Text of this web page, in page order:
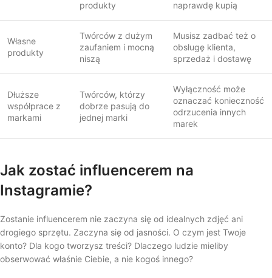
produkty naprawdę kupią
Własne
produkty
Twórców z dużym
zaufaniem i mocną
niszą
Musisz zadbać też o
obsługę klienta,
sprzedaż i dostawę
Dłuższe
współprace z
markami
Twórców, którzy
dobrze pasują do
jednej marki
Wyłączność może
oznaczać konieczność
odrzucenia innych
marek
Jak zostać influencerem na
Instagramie?
Zostanie influencerem nie zaczyna się od idealnych zdjęć ani
drogiego sprzętu. Zaczyna się od jasności. O czym jest Twoje
konto? Dla kogo tworzysz treści? Dlaczego ludzie mieliby
obserwować właśnie Ciebie, a nie kogoś innego?